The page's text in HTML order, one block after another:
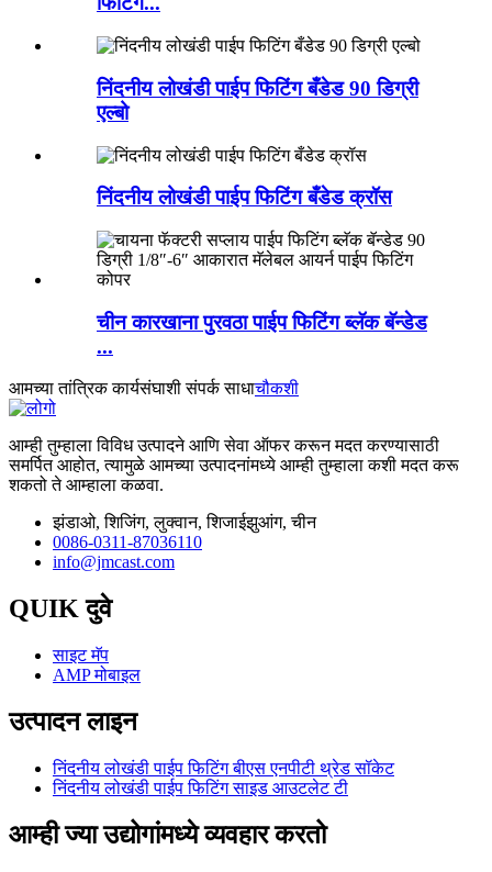
निंदनीय लोखंडी पाईप फिटिंग बँडेड 90 डिग्री
एल्बो
निंदनीय लोखंडी पाईप फिटिंग बँडेड क्रॉस
चीन कारखाना पुरवठा पाईप फिटिंग ब्लॅक बॅन्डेड
...
आमच्या तांत्रिक कार्यसंघाशी संपर्क साधाचौकशी
आम्ही तुम्हाला विविध उत्पादने आणि सेवा ऑफर करून मदत करण्यासाठी
समर्पित आहोत, त्यामुळे आमच्या उत्पादनांमध्ये आम्ही तुम्हाला कशी मदत करू
शकतो ते आम्हाला कळवा.
झंडाओ, शिजिंग, लुक्वान, शिजाईझुआंग, चीन
0086-0311-87036110
info@jmcast.com
QUIK दुवे
साइट मॅप
AMP मोबाइल
उत्पादन लाइन
निंदनीय लोखंडी पाईप फिटिंग बीएस एनपीटी थ्रेड सॉकेट
निंदनीय लोखंडी पाईप फिटिंग साइड आउटलेट टी
आम्ही ज्या उद्योगांमध्ये व्यवहार करतो